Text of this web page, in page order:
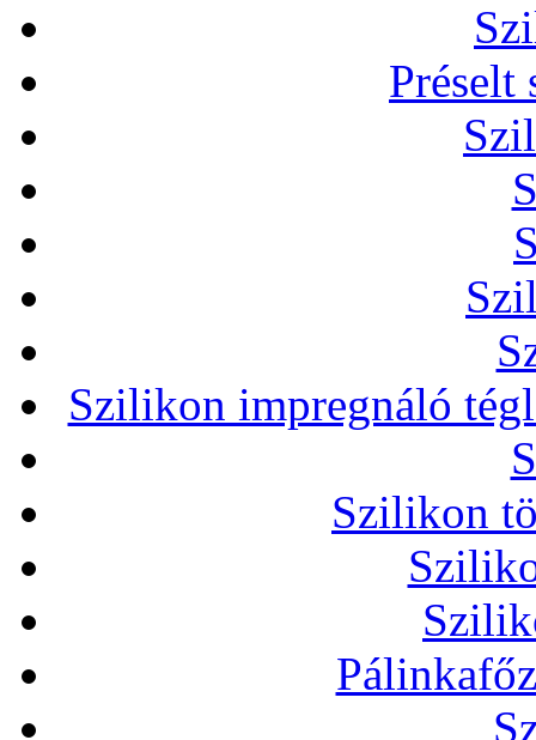
Préselt
Szilikon impregnáló
Szilikon